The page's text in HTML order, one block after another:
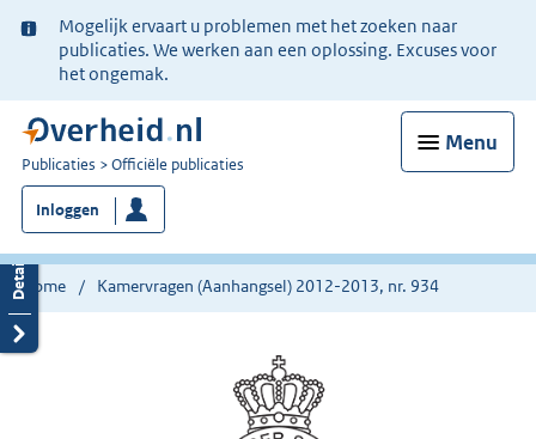
Ter
informatie:
Mogelijk ervaart u problemen met het zoeken naar
publicaties. We werken aan een oplossing. Excuses voor
het ongemak.
Menu
U
bent
nu
hier:
Publicaties Officiële publicaties
Inloggen
Home Kamervragen (Aanhangsel) 2012-2013, nr. 934